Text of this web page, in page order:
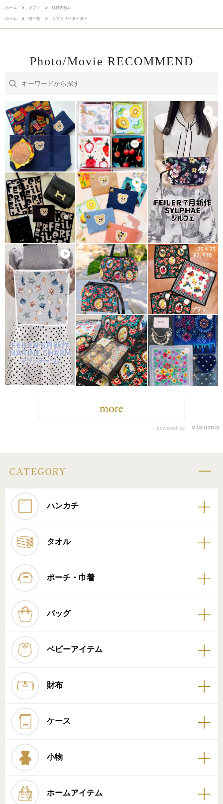
ホーム > ギフト > 結婚内祝い
ホーム > 柄一覧 > ラブラリータイダイ
Photo/Movie RECOMMEND
powered by
ハンカチ
タオル
ポーチ・巾着
バッグ
ベビーアイテム
財布
ケース
小物
ホームアイテム